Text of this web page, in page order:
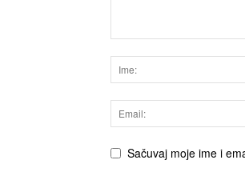
Sačuvaj moje ime i